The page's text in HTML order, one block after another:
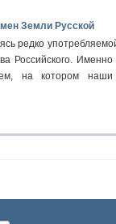
Земли Русской
редко
Российского.
на котором